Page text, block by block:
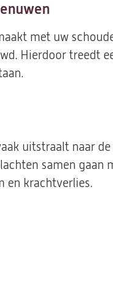
met uw
Hierdoor treedt
uitstraalt naar
samen gaan
en krachtverlies.